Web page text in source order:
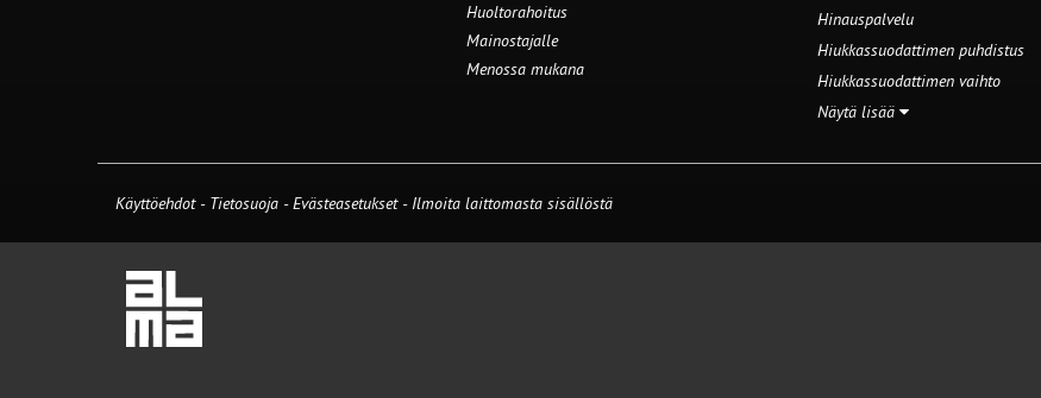
Huoltorahoitus
Mainostajalle
Menossa mukana
Hinauspalvelu
Hiukkassuodattimen puhdistus
Hiukkassuodattimen vaihto
Näytä lisää
Käyttöehdot - Tietosuoja -Evästeasetukset- Ilmoita laittomasta sisällöstä